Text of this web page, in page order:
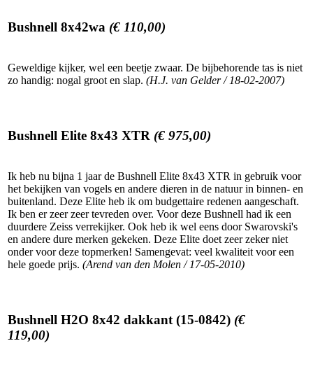
Bushnell 8x42wa (€ 110,00)
Geweldige kijker, wel een beetje zwaar. De bijbehorende tas is niet
zo handig: nogal groot en slap. (H.J. van Gelder / 18-02-2007)
Bushnell Elite 8x43 XTR (€ 975,00)
Ik heb nu bijna 1 jaar de Bushnell Elite 8x43 XTR in gebruik voor
het bekijken van vogels en andere dieren in de natuur in binnen- en
buitenland. Deze Elite heb ik om budgettaire redenen aangeschaft.
Ik ben er zeer zeer tevreden over. Voor deze Bushnell had ik een
duurdere Zeiss verrekijker. Ook heb ik wel eens door Swarovski's
en andere dure merken gekeken. Deze Elite doet zeer zeker niet
onder voor deze topmerken! Samengevat: veel kwaliteit voor een
hele goede prijs. (Arend van den Molen / 17-05-2010)
Bushnell H2O 8x42 dakkant (15-0842) (€
119,00)